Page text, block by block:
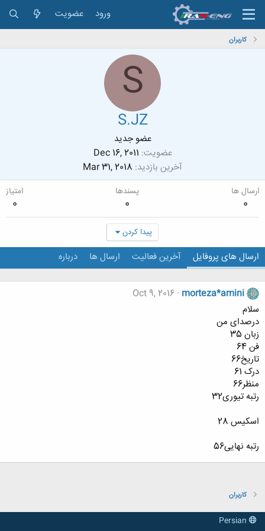
ورود عضویت
کاربران
S
S.JZ
عضو جدید
عضویت Dec 16, 2011
آخرین بازدید Mar 31, 2018
ارسال ها
0
پسندها
0
امتیاز
0
پیدا کردن
ارسال های پروفایل آخرین فعالیت ارسال ها درباره
morteza*amini
Oct 9, 2016
سلام
درصدای من
زبان 35
فن 64
تاریخ66
درک 61
منظر66
رتبه تیوری32
اسکیس 28
رتبه نهایی56
کاربران